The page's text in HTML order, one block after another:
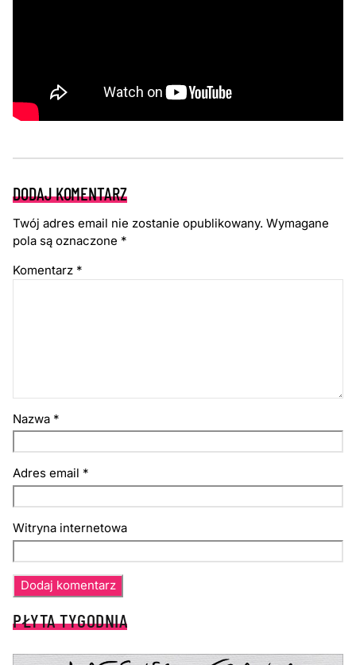
DODAJ KOMENTARZ
Twój adres email nie zostanie opublikowany. Wymagane
pola są oznaczone *
Komentarz *
Nazwa *
Adres email *
Witryna internetowa
PŁYTA TYGODNIA